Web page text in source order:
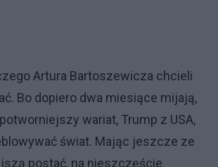
Artura Bartoszewicza chcieli
Bo dopiero dwa miesiące mijają,
wariat, Trump z USA,
świat. Mając jeszcze ze
postać, na nieszczęście